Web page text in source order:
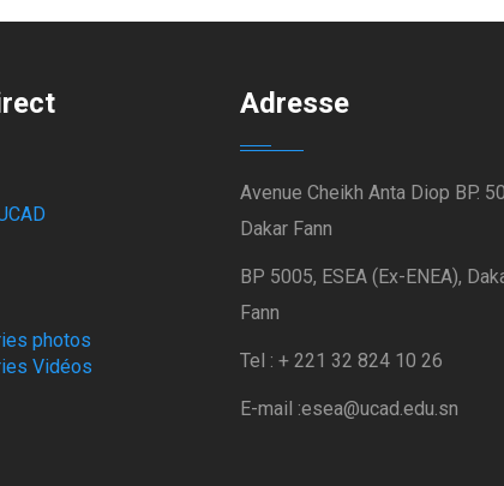
photos
Vidéos
Adresse
Avenue Cheikh Anta Diop BP.
Dakar Fann
BP 5005, ESEA (Ex-ENEA),
Fann
Tel : + 221 32 824 10 26
E-mail :esea@ucad.edu.sn